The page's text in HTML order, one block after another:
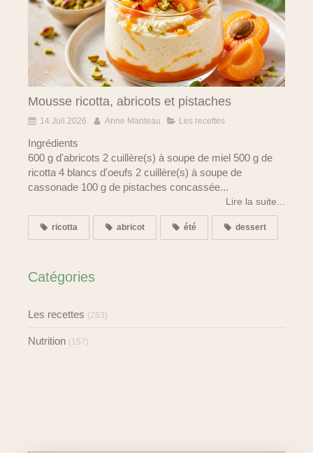
Mousse ricotta, abricots et pistaches
14 Juil 2026 Anne Manteau Les recettes
Ingrédients
600 g d'abricots 2 cuillère(s) à soupe de miel 500 g de
ricotta 4 blancs d'oeufs 2 cuillère(s) à soupe de
cassonade 100 g de pistaches concassée...
Lire la suite...
ricotta abricot été dessert
Catégories
Les recettes (283)
Nutrition (157)